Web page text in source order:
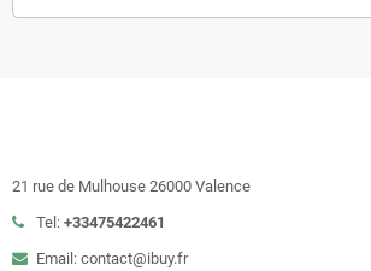
21 rue de Mulhouse 26000 Valence
Tel: +33475422461
Email: contact@ibuy.fr